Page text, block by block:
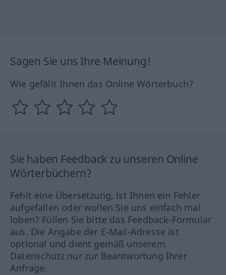
Sagen Sie uns Ihre Meinung!
Wie gefällt Ihnen das Online Wörterbuch?
Sie haben Feedback zu unseren Online
Wörterbüchern?
Fehlt eine Übersetzung, ist Ihnen ein Fehler
aufgefallen oder wollen Sie uns einfach mal
loben? Füllen Sie bitte das Feedback-Formular
aus. Die Angabe der E-Mail-Adresse ist
optional und dient gemäß unserem
Datenschutz nur zur Beantwortung Ihrer
Anfrage.